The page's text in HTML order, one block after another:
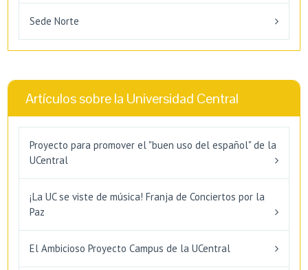
Sede Norte
Artículos sobre la Universidad Central
Proyecto para promover el "buen uso del español" de la
UCentral
¡La UC se viste de música! Franja de Conciertos por la
Paz
El Ambicioso Proyecto Campus de la UCentral